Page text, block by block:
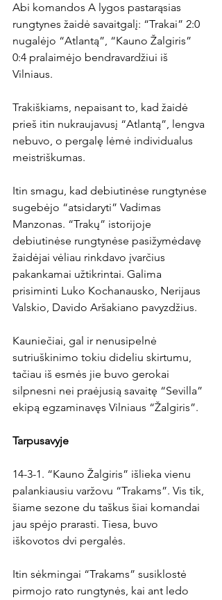
Abi komandos A lygos pastarąsias
rungtynes žaidė savaitgalį: “Trakai” 2:0
nugalėjo “Atlantą”, “Kauno Žalgiris”
0:4 pralaimėjo bendravardžiui iš
Vilniaus.
Trakiškiams, nepaisant to, kad žaidė
prieš itin nukraujavusį “Atlantą”, lengva
nebuvo, o pergalę lėmė individualus
meistriškumas.
Itin smagu, kad debiutinėse rungtynėse
sugebėjo “atsidaryti” Vadimas
Manzonas. “Trakų” istorijoje
debiutinėse rungtynėse pasižymėdavę
žaidėjai vėliau rinkdavo įvarčius
pakankamai užtikrintai. Galima
prisiminti Luko Kochanausko, Nerijaus
Valskio, Davido Aršakiano pavyzdžius.
Kauniečiai, gal ir nenusipelnė
sutriuškinimo tokiu dideliu skirtumu,
tačiau iš esmės jie buvo gerokai
silpnesni nei praėjusią savaitę “Sevilla”
ekipą egzaminavęs Vilniaus “Žalgiris”.
Tarpusavyje
14-3-1. “Kauno Žalgiris” išlieka vienu
palankiausiu varžovu “Trakams”. Vis tik,
šiame sezone du taškus šiai komandai
jau spėjo prarasti. Tiesa, buvo
iškovotos dvi pergalės.
Itin sėkmingai “Trakams” susiklostė
pirmojo rato rungtynės, kai ant ledo